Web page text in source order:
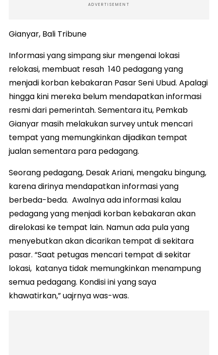
ADVERTISEMENT
Gianyar, Bali Tribune
Informasi yang simpang siur mengenai lokasi
relokasi, membuat resah 140 pedagang yang
menjadi korban kebakaran Pasar Seni Ubud. Apalagi
hingga kini mereka belum mendapatkan informasi
resmi dari pemerintah. Sementara itu, Pemkab
Gianyar masih melakukan survey untuk mencari
tempat yang memungkinkan dijadikan tempat
jualan sementara para pedagang.
Seorang pedagang, Desak Ariani, mengaku bingung,
karena dirinya mendapatkan informasi yang
berbeda-beda. Awalnya ada informasi kalau
pedagang yang menjadi korban kebakaran akan
direlokasi ke tempat lain. Namun ada pula yang
menyebutkan akan dicarikan tempat di sekitara
pasar. “Saat petugas mencari tempat di sekitar
lokasi, katanya tidak memungkinkan menampung
semua pedagang. Kondisi ini yang saya
khawatirkan,” uajrnya was-was.